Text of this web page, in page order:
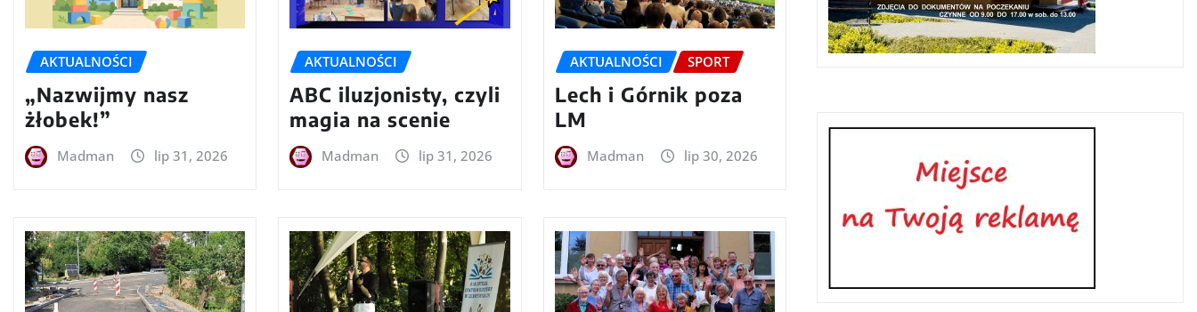
AKTUALNOŚCI
„Nazwijmy nasz
żłobek!”
Madman lip 31, 2026
AKTUALNOŚCI
ABC iluzjonisty, czyli
magia na scenie
Madman lip 31, 2026
AKTUALNOŚCI SPORT
Lech i Górnik poza
LM
Madman lip 30, 2026